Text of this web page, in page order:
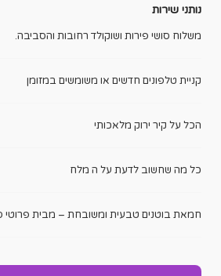
נותני שירות
משלוח סושי פירות ושוקולד רחובות והסביבה.
קניית טלפונים חדשים או משומשים במזומן
הכל על קיר ירוק מלאכותי
כל מה שחשוב לדעת על ה מלח
חמאת בוטנים טבעית ומשובחת – מבית פרוטי